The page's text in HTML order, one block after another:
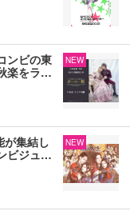
ンビの東
楽をラ…
NEW
が集結し
ビジュ…
NEW